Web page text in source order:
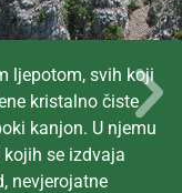
ljepotom, svih koji
kristalno čiste
kanjon. U njemu
kojih se izdvaja
nevjerojatne